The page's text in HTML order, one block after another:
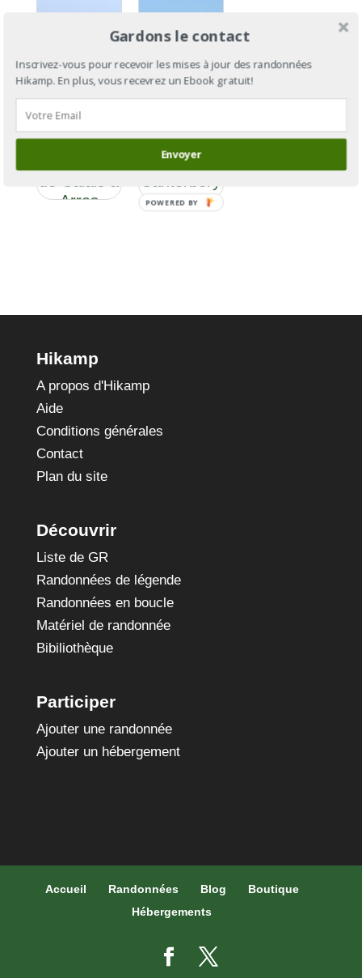
Via
Francigena
Arras
Francigena
: de
à Rome
Hikamp
A propos d'Hikamp
Aide
Conditions générales
Contact
Plan du site
Découvrir
Liste de GR
Randonnées de légende
Randonnées en boucle
Matériel de randonnée
Bibiliothèque
Participer
Ajouter une randonnée
Ajouter un hébergement
Accueil Randonnées Blog
Boutique
Hébergements
Gardons le contact
Inscrivez-vous pour recevoir les mises à jour des randonnées
Hikamp. En plus, vous recevrez un Ebook gratuit!
Envoyer
POWERED BY